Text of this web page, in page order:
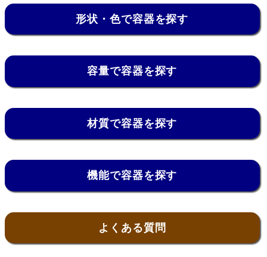
形状・色で容器を探す
容量で容器を探す
材質で容器を探す
機能で容器を探す
よくある質問